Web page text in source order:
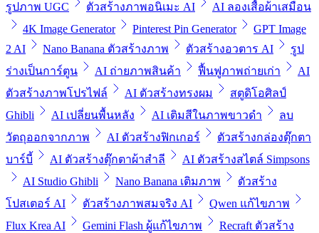
รูปภาพ UGC
ตัวสร้างภาพอนิเมะ AI
AI ลองเสื้อผ้าเสมือน
4K Image Generator
Pinterest Pin Generator
GPT Image
2 AI
Nano Banana ตัวสร้างภาพ ตัวสร้างอวตาร AI
รูป
ร่างเป็นการ์ตูน
AI ถ่ายภาพสินค้า ฟื้นฟูภาพถ่ายเก่า
AI
ตัวสร้างภาพโปรไฟล์
AI ตัวสร้างทรงผม
สตูดิโอศิลป์
Ghibli
AI เปลี่ยนพื้นหลัง AI เติมสีในภาพขาวดำ
ลบ
วัตถุออกจากภาพ
AI ตัวสร้างฟิกเกอร์
ตัวสร้างกล่องตุ๊กตา
บาร์บี้
AI ตัวสร้างตุ๊กตาผ้าสำลี
AI ตัวสร้างสไตล์ Simpsons
AI Studio Ghibli
Nano Banana เติมภาพ
ตัวสร้าง
โปสเตอร์ AI
ตัวสร้างภาพสมจริง AI
Qwen แก้ไขภาพ
Flux Krea AI
Gemini Flash ผู้แก้ไขภาพ Recraft ตัวสร้าง